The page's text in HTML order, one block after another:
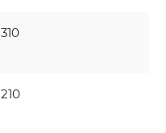
310
210